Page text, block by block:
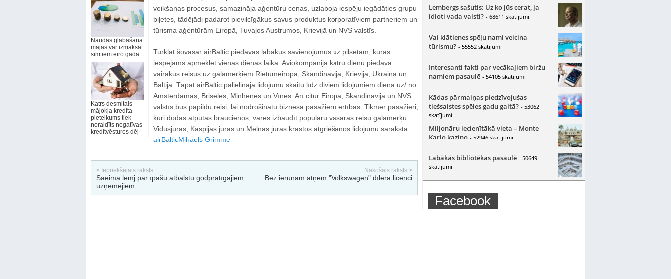
Naudas glabāšana
mājās var izmaksāt
simtiem eiro gadā
Katrs desmitais
mājokļa kredīta
pieteikums tiek
noraidīts negatīvas
kredītvēstures dēļ
veikšanas procesus, samazināja aģentūru cenas, uzlaboja iespēju iegādāties grupu
biļetes, tādējādi padarot pievilcīgākus savus produktus korporatīviem partneriem un
tūrisma aģentūrām Eiropā, Tuvajos Austrumos, Krievijā un NVS valstīs.
Turklāt šovasar airBaltic piedāvās labākus savienojumus uz pilsētām, kuras
iespējams apmeklēt vienas dienas laikā. Aviokompānija katru dienu piedāvā
vairākus reisus uz galamērķiem Rietumeiropā, Skandināvijā, Krievijā, Ukrainā un
Baltijā. Tāpat airBaltic palielināja lidojumu skaitu līdz diviem lidojumiem dienā uz/ no
Amsterdamas, Briseles, Minhenes un Vīnes. Arī citur Eiropā, Skandināvijā un NVS
valstīs būs papildu reisi, lai nodrošinātu biznesa pasažieru ērtības. Tikmēr pasažieri,
kuri dodas atpūtas braucienos, varēs izbaudīt populāru vasaras reisu galamērķu
Vidusjūras, Kaspijas jūras un Melnās jūras krastos atgriešanos lidojumu sarakstā.
airBalticMihaels Grimme
< Iepriekšējais raksts
Saeima lemj par īpašu atbalstu godprātīgajiem
uzņēmējiem
Nākošais raksts >
Bez ierunām atņem "Volkswagen" dīlera licenci
Lembergs sašutis: Uz ko jūs cerat, ja
idioti vada valsti? - 68611 skatījumi
Vai klātienes spēļu nami veicina
tūrismu? - 55552 skatījumi
Interesanti fakti par vecākajiem biržu
namiem pasaulē - 54105 skatījumi
Kādas pārmaiņas piedzīvojušas
tiešsaistes spēles gadu gaitā? - 53062
skatījumi
Miljonāru iecienītākā vieta – Monte
Karlo kazino - 52946 skatījumi
Labākās bibliotēkas pasaulē - 50649
skatījumi
Facebook